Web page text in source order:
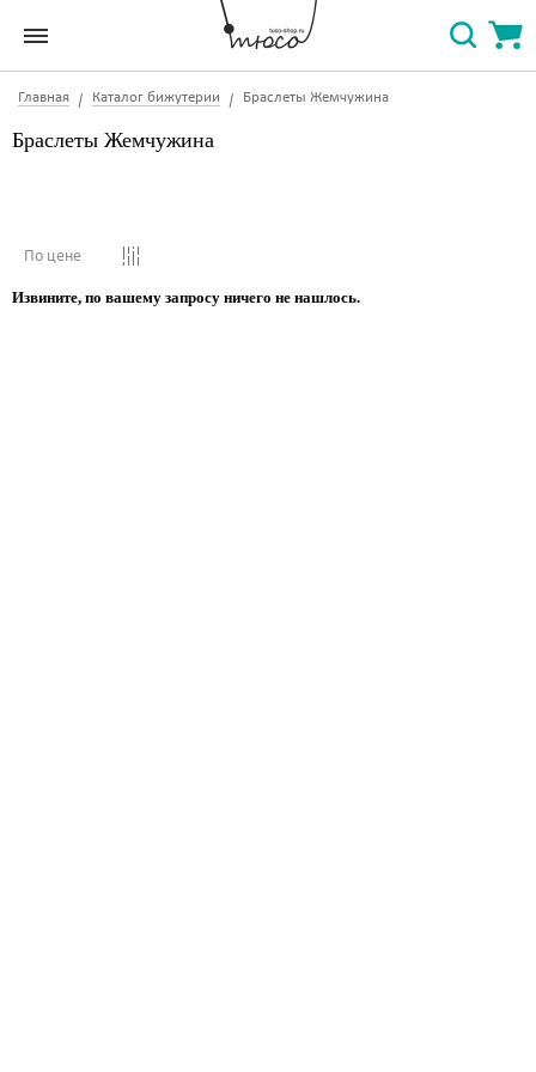
Главная Каталог бижутерии Браслеты Жемчужина
Браслеты Жемчужина
По цене
Извините, по вашему запросу ничего не нашлось.